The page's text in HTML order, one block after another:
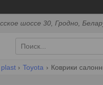
шоссе 30, Гродно,
Toyota Коврики